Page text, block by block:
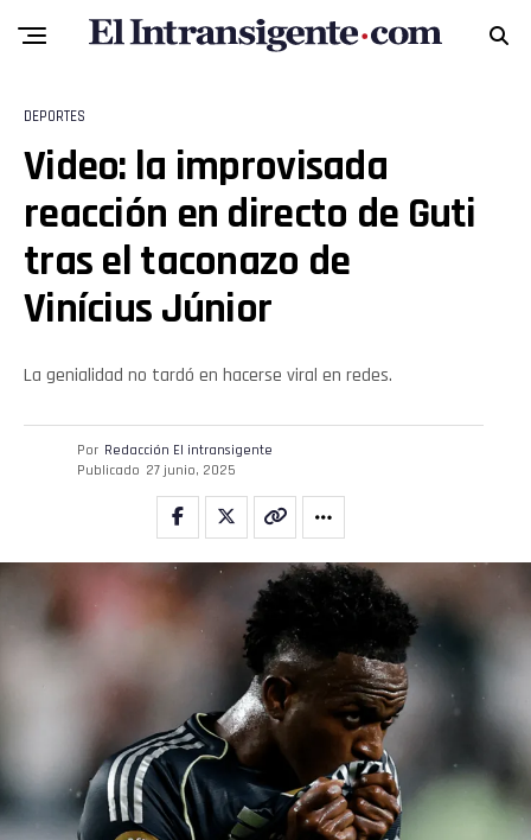
DEPORTES
Video: la improvisada
reacción en directo de Guti
tras el taconazo de
Vinícius Júnior
La genialidad no tardó en hacerse viral en redes.
Por Redacción El intransigente
Publicado 27 junio, 2025
Flipboard
Reddit